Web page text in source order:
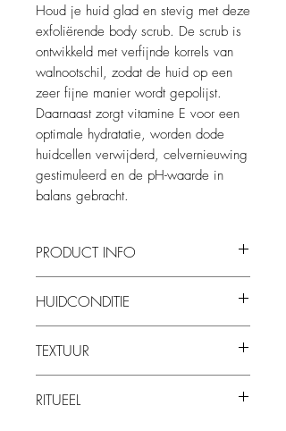
Houd je huid glad en stevig met deze
exfoliërende body scrub. De scrub is
ontwikkeld met verfijnde korrels van
walnootschil, zodat de huid op een
zeer fijne manier wordt gepolijst.
Daarnaast zorgt vitamine E voor een
optimale hydratatie, worden dode
huidcellen verwijderd, celvernieuwing
gestimuleerd en de pH-waarde in
balans gebracht.
PRODUCT INFO
Stimuleert celvernieuwing
Verwijdert dode huidcellen
HUIDCONDITIE
TEXTUUR
RITUEEL